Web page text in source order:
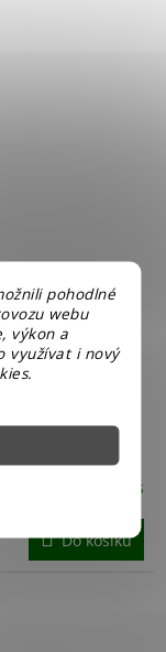
pohodlné
webu
výkon a
využívat i nový
Skladem u nás
Do košíku